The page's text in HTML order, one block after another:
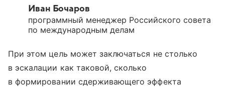
Иван Бочаров
программный менеджер Российского совета
по международным делам
При этом цель может заключаться не столько
в эскалации как таковой, сколько
в формировании сдерживающего эффекта